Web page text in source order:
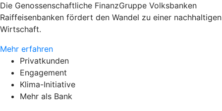
Die Genossenschaftliche FinanzGruppe Volksbanken
Raiffeisenbanken fördert den Wandel zu einer nachhaltigen
Wirtschaft.
Mehr erfahren
Privatkunden
Engagement
Klima-Initiative
Mehr als Bank